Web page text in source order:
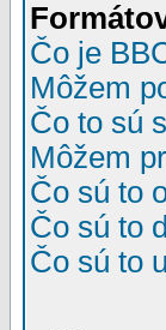
Čo je
Môžem
Čo to sú
Môžem
Čo sú to
Čo sú to
Čo sú to